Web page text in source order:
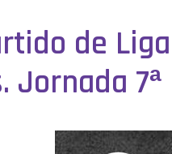
de
Jornada 7ª